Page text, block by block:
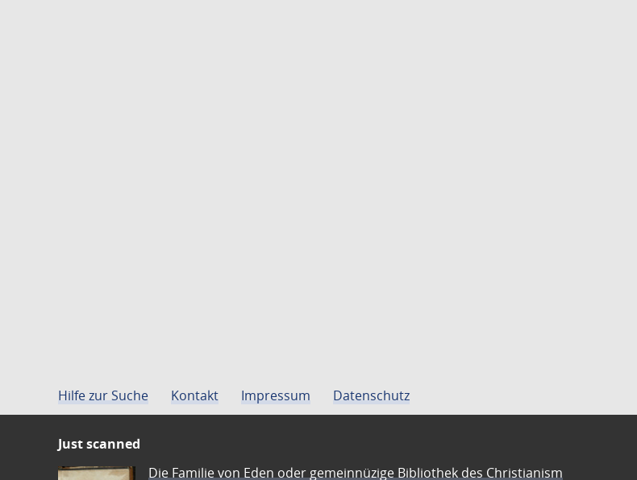
Hilfe zur Suche Kontakt Impressum Datenschutz
Just scanned
Die Familie von Eden oder gemeinnüzige Bibliothek des Christianism